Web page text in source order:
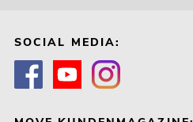
SOCIAL MEDIA: